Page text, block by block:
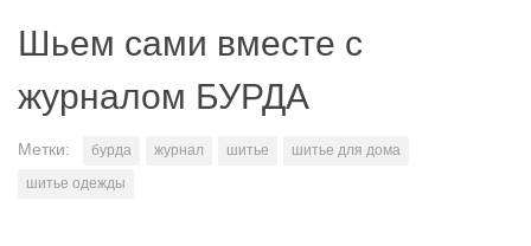
Шьем сами вместе с
журналом БУРДА
Метки: бурда журнал шитье
шитье для дома
шитье одежды